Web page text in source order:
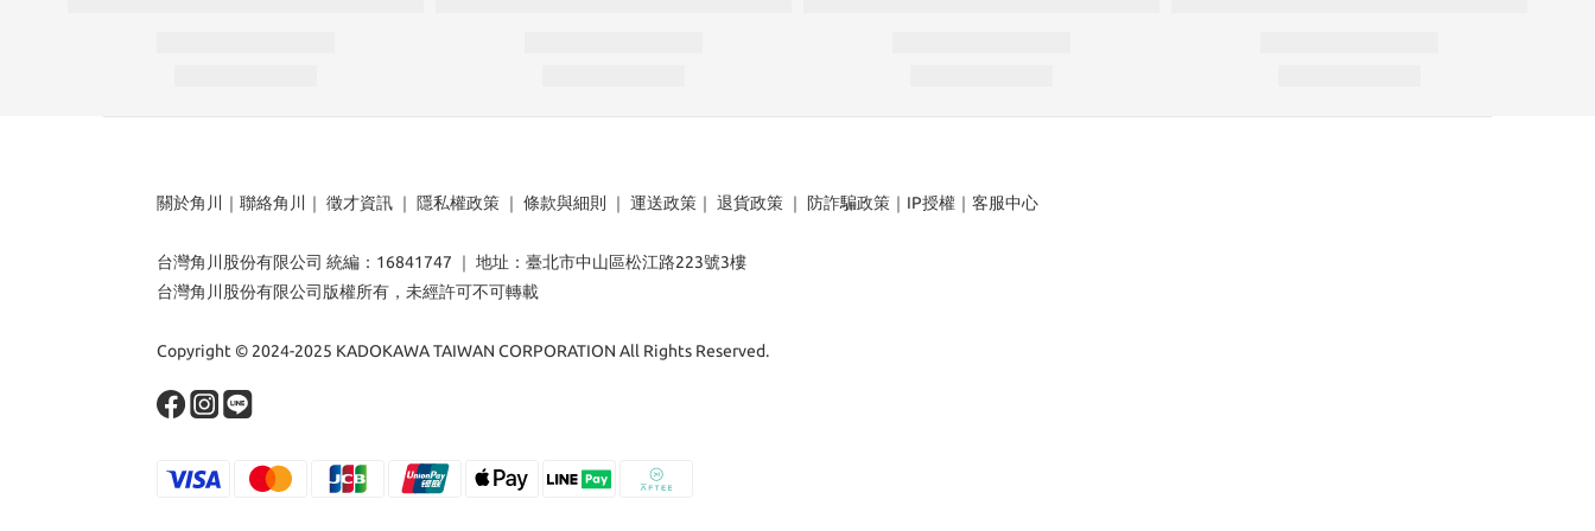
關於角川 ｜ 聯絡角川 ｜ 徵才資訊 ｜ 隱私權政策 ｜ 條款與細則 ｜ 運送政策 ｜ 退貨政策 ｜ 防詐騙政策 ｜ IP授權 ｜ 客服中心
台灣角川股份有限公司 統編：16841747 ｜ 地址：臺北市中山區松江路223號3樓
台灣角川股份有限公司版權所有，未經許可不可轉載
Copyright © 2024-2025 KADOKAWA TAIWAN CORPORATION All Rights Reserved.